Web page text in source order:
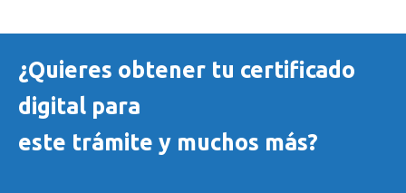
¿Quieres obtener tu certificado
digital para
este trámite y muchos más?